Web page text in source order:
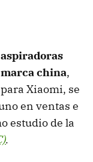
china,
Xiaomi, se
en ventas e
estudio de la
.